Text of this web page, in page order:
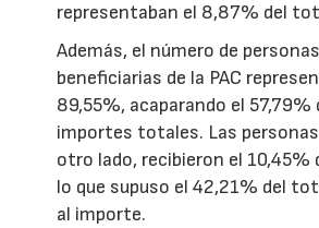
representaban el 8,87% del
Además, el número de
beneficiarias de la PAC
89,55%, acaparando el 57,79%
importes totales. Las
otro lado, recibieron el 10,45%
lo que supuso el 42,21% del
al importe.